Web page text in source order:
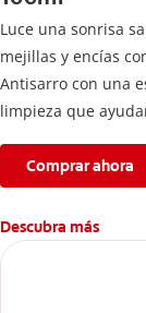
Luce una sonrisa
mejillas y encías
Antisarro con una
limpieza que
Comprar ahora
Descubra más